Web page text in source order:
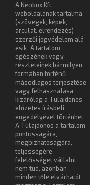
A Neobox Kft.
weboldalának tartalma
(szövegek, képek,
arculat, elrendezés)
szerzői jogvédelem alá
esik. A tartalom
egészének vagy
részleteinek bármilyen
formában történő
másodlagos terjesztése
vagy felhasználása
kizárólag a Tulajdonos
előzetes írásbeli
engedélyével történhet.
A Tulajdonos a tartalom
pontosságára,
megbízhatóságára,
teljességére
felelősséget vállalni
nem tud, azonban
minden tőle elvárhatót